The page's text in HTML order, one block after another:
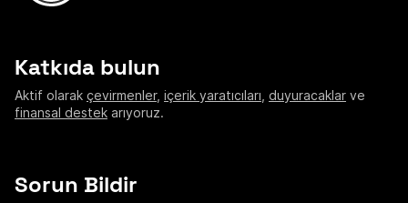
Katkıda bulun
Aktif olarak çevirmenler, içerik yaratıcıları duyuracaklar ve
finansal destek arıyoruz.
Sorun Bildir